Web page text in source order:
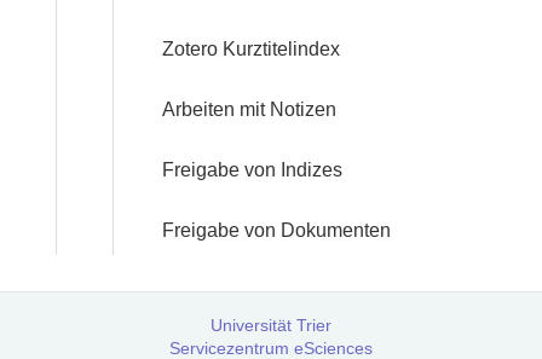
Zotero Kurztitelindex
Arbeiten mit Notizen
Freigabe von Indizes
Freigabe von Dokumenten
Universität Trier
Servicezentrum eSciences